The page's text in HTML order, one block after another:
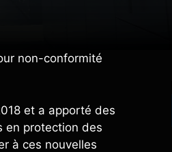
non-conformité
et a apporté des
en protection des
à ces nouvelles